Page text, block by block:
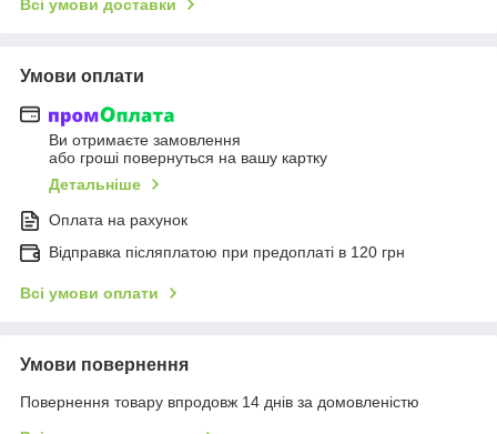
Всі умови доставки
Умови оплати
Ви отримаєте замовлення
або гроші повернуться на вашу картку
Детальніше
Оплата на рахунок
Відправка післяплатою при предоплаті в 120 грн
Всі умови оплати
Умови повернення
Повернення товару впродовж 14 днів за домовленістю